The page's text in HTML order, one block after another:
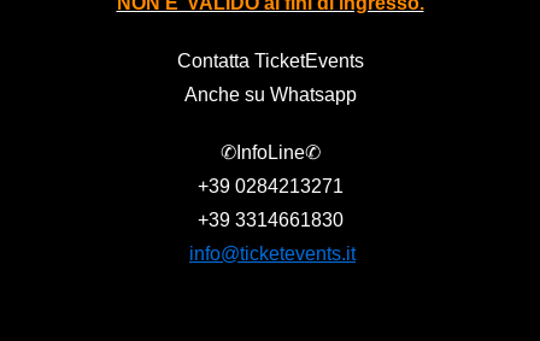
Contatta TicketEvents
Anche su Whatsapp
✆InfoLine✆
+39 0284213271
+39 3314661830
info@ticketevents.it